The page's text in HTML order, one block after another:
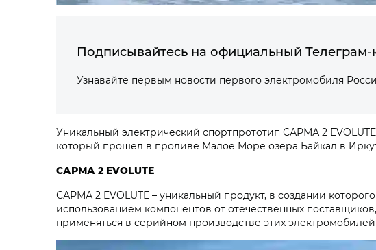
Подписывайтесь на официальный Телеграм-
Узнавайте первым новости первого электромобиля
Уникальный электрический спортпрототип САРМА 2
который прошел в проливе Малое Море озера Байкал в
САРМА 2 EVOLUTE
САРМА 2 EVOLUTE – уникальный продукт, в создании
использованием компонентов от отечественных
применяться в серийном производстве этих